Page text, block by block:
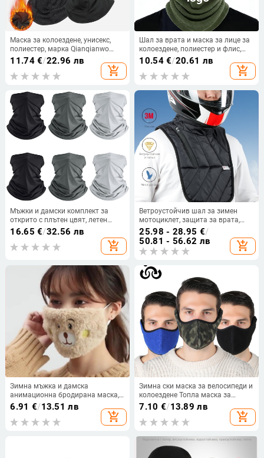
Маска за колоездене, унисекс,
полиестер, марка Qianqianwo
(Полиестер; Марка: Qianqianwo;
Унисекс)
11.74€/22.96 лв
add_shopping_cart
Шал за врата и маска за лице за
колоездене, полиестер и флис,
унисекс, персонализирано лого
10.54€/20.61 лв
add_shopping_cart
Мъжки и дамски комплект за
открито с плътен цвят, летен
слънцезащитен крем, качулка от
ледена коприна, риболов на
открито, магическа кърпа за
16.65 €/32.56 лв
add_shopping_cart
Ветроустойчив шал за зимен
мотоциклет, защита за врата,
студоустойчив, за гръдния кош с
поларена подплата, за спорт на
открито, за ски, затоплящ ръкав
за врата
25.98 - 28.95 €/
50.81 - 56.62 лв
add_shopping_cart
Зимна мъжка и дамска
анимационна бродирана маска,
сладка мечешка шапка, плюшена
зимна топла, студоустойчива
маска за уши, стил за двойки
6.91 €/13.51 лв
add_shopping_cart
Зимна ски маска за велосипеди и
колоездене Топла маска за
колоездене с качулка,
ветроустойчива маска за защита
на ушите
7.10 €/13.89 лв
add_shopping_cart